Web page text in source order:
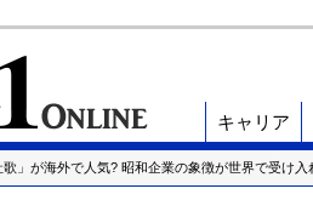
キャリア
」が海外で人気? 昭和企業の象徴が世界で受け入